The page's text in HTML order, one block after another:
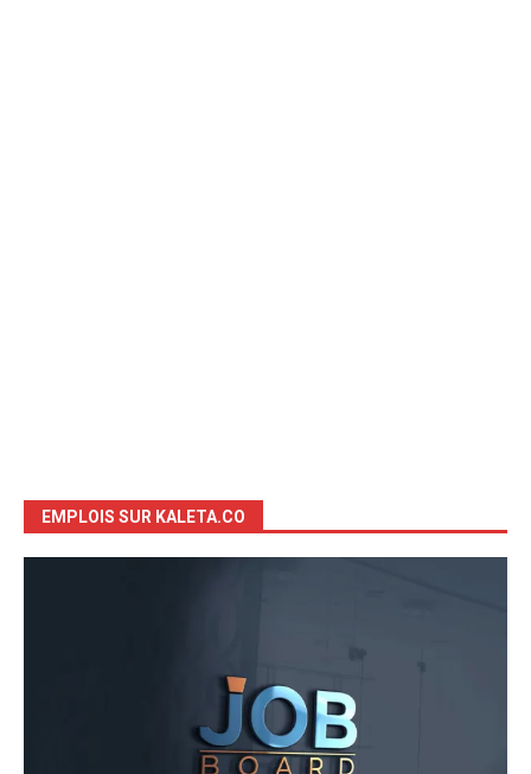
EMPLOIS SUR KALETA.CO